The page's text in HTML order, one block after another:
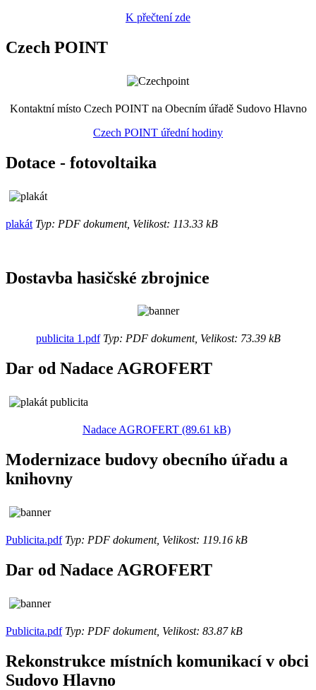
K přečtení zde
Czech POINT
Kontaktní místo Czech POINT na Obecním úřadě Sudovo Hlavno
Czech POINT úřední hodiny
Dotace - fotovoltaika
plakát Typ: PDF dokument, Velikost: 113.33 kB
Dostavba hasičské zbrojnice
publicita 1.pdfTyp: PDF dokument, Velikost: 73.39 kB
Dar od Nadace AGROFERT
Nadace AGROFERT (89.61 kB)
Modernizace budovy obecního úřadu a
knihovny
Publicita.pdfTyp: PDF dokument, Velikost: 119.16 kB
Dar od Nadace AGROFERT
Publicita.pdfTyp: PDF dokument, Velikost: 83.87 kB
Rekonstrukce místních komunikací v obci
Sudovo Hlavno